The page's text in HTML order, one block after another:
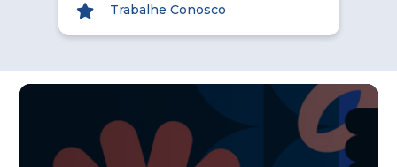
Trabalhe Conosco